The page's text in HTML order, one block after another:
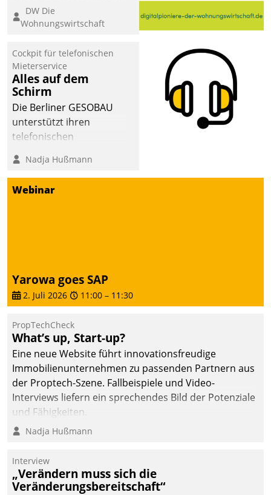
eine digitale Zukunft zu
finden, ist das Ziel des
der
Wohnungswirtschaft“.
Bewerben können sich
dafür ein Team
bestehend aus
Wohnungsunternehmen
und PropTech.
DW Die
Wohnungswirtschaft
Cockpit für telefonischen
Mieterservice
Alles auf dem
Schirm
Die Berliner GESOBAU
unterstützt ihren
telefonischen
digitalen Cockpit, das
situationsbezogen
passende Fragen und
Mietenden zügiger und
effizienter zu bearbeiten.
Nadja Hußmann
Webinar
Yarowa goes SAP
2. Juli 2026 11:00 – 11:30
PropTechCheck
What’s up, Start-up?
Eine neue Website führt innovationsfreudige
Immobilienunternehmen zu passenden Partnern aus
der Proptech-Szene. Fallbeispiele und Video-
Interviews liefern ein sprechendes Bild der Potenziale
und Fähigkeiten.
Nadja Hußmann
Interview
„Verändern muss sich die
Veränderungsbereitschaft“